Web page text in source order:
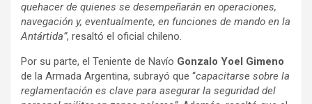
quehacer de quienes se desempeñarán en operaciones,
navegación y, eventualmente, en funciones de mando en la
Antártida”, resaltó el oficial chileno.
Por su parte, el Teniente de Navío Gonzalo Yoel Gimeno
de la Armada Argentina, subrayó que “capacitarse sobre la
reglamentación es clave para asegurar la seguridad del